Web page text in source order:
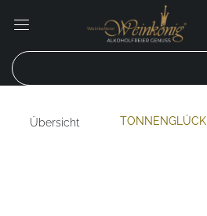
Übersicht TONNENGLÜCK